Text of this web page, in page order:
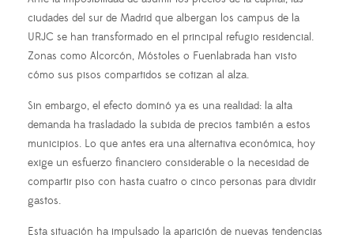
ciudades del sur de Madrid que albergan los campus de la
URJC se han transformado en el principal refugio residencial.
Zonas como Alcorcón, Móstoles o Fuenlabrada han visto
cómo sus pisos compartidos se cotizan al alza.
Sin embargo, el efecto dominó ya es una realidad: la alta
demanda ha trasladado la subida de precios también a estos
municipios. Lo que antes era una alternativa económica, hoy
exige un esfuerzo financiero considerable o la necesidad de
compartir piso con hasta cuatro o cinco personas para dividir
gastos.
Esta situación ha impulsado la aparición de nuevas tendencias